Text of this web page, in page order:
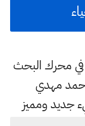
في محرك البحث
مهدي
ومميز